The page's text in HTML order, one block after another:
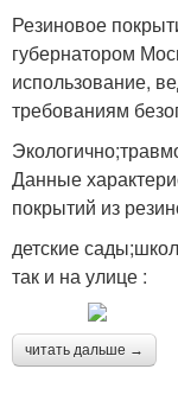
Резиновое
губернатором
использование,
требованиям
Данные
покрытий из
детские
так и на улице :
читать дальше →